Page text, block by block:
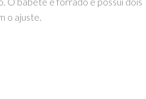
o ajuste.